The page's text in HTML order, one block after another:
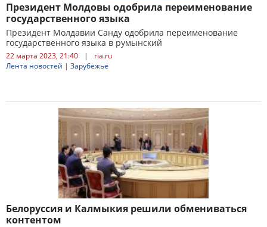
Президент Молдовы одобрила переименование
государственного языка
Президент Молдавии Санду одобрила переименование
государственного языка в румынский
22 марта 2023, 21:40 |
ria.ru
Лента новостей | Зарубежье
Белоруссия и Калмыкия решили обмениваться
контентом